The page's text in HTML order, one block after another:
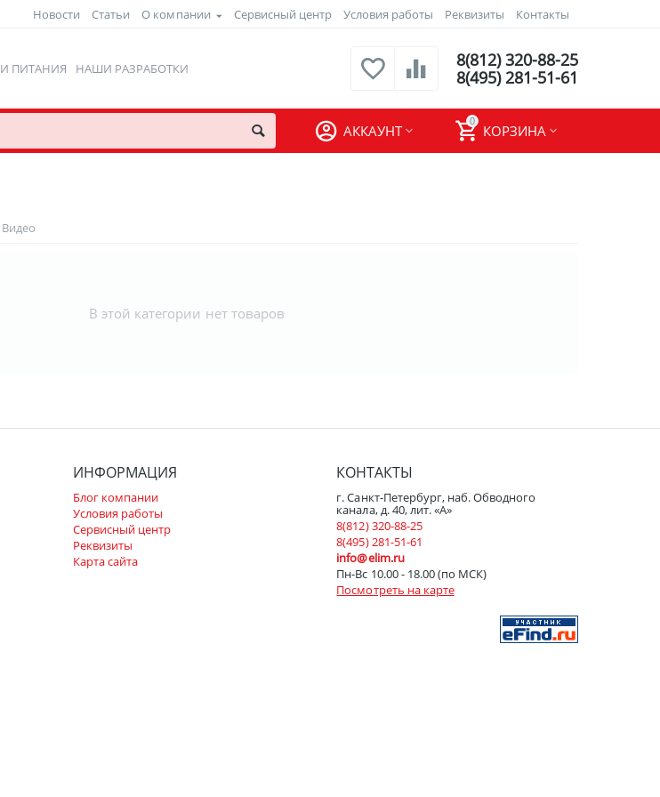
Новости Статьи О компании Сервисный центр Условия работы Реквизиты Контакты
ПИТАНИЯ НАШИ РАЗРАБОТКИ
8(812) 320-88-25
8(495) 281-51-61
0
КОРЗИНА
АККАУНТ
В этой категории нет товаров
ИНФОРМАЦИЯ
Блог компании
Условия работы
Сервисный центр
Реквизиты
Карта сайта
КОНТАКТЫ
г. Санкт-Петербург, наб. Обводного
канала, д. 40, лит. «А»
8(812) 320-88-25
8(495) 281-51-61
info@elim.ru
Пн-Вс 10.00 - 18.00 (по МСК)
Посмотреть на карте